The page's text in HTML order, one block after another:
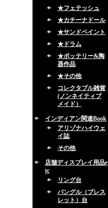
★フェテッシュ
★カチーナドール
★サンドペイント
★ドラム
★ポッテリー&陶
器作品
★その他
コレクタブル雑貨
(ノンネイティブ
メイド）
インディアン関連Book
アリゾナハイウェ
イ誌
その他
店舗ディスプレイ用品e
tc
リング台
バングル（ブレス
レット）台